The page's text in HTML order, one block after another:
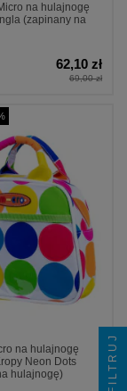
na hulajnogę
(zapinany na
62,10 zł
69,00 zł
na hulajnogę
Neon Dots
hulajnogę)
FILTRUJ